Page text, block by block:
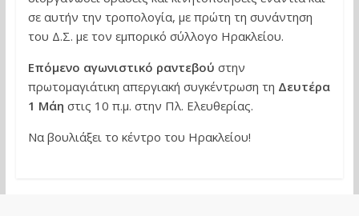
σε αυτήν την τροπολογία, με πρώτη τη συνάντηση
του Δ.Σ. με τον εμπορικό σύλλογο Ηρακλείου.
Επόμενο αγωνιστικό ραντεβού στην
πρωτομαγιάτικη απεργιακή συγκέντρωση τη Δευτέρα
1 Μάη στις 10 π.μ. στην Πλ. Ελευθερίας.
Να βουλιάξει το κέντρο του Ηρακλείου!